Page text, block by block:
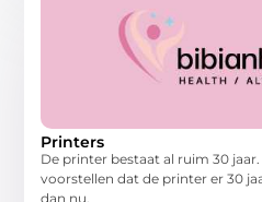
Printers
De printer bestaat al ruim 30
voorstellen dat de printer er 30
dan nu.